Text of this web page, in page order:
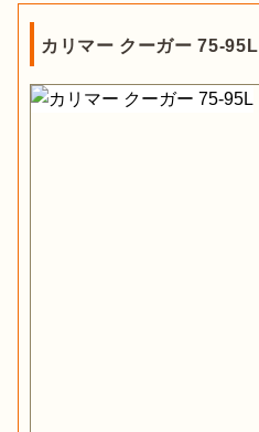
カリマー クーガー 75-95L